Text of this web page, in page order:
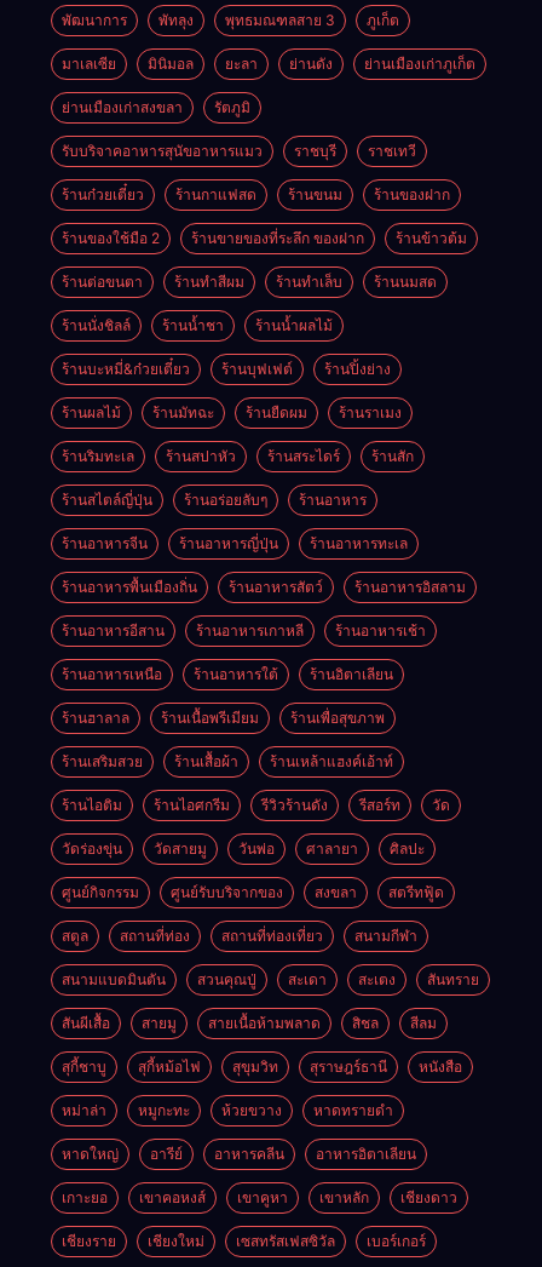
พัฒนาการ พัทลุง พุทธมณฑลสาย 3 ภูเก็ต
มาเลเซีย มินิมอล ยะลา ย่านดัง ย่านเมืองเก่าภูเก็ต
ย่านเมืองเก่าสงขลา รัตภูมิ
รับบริจาคอาหารสุนัขอาหารแมว ราชบุรี ราชเทวี
ร้านก๋วยเตี๋ยว ร้านกาแฟสด ร้านขนม ร้านของฝาก
ร้านของใช้มือ 2 ร้านขายของที่ระลึก ของฝาก ร้านข้าวต้ม
ร้านต่อขนตา ร้านทำสีผม ร้านทำเล็บ ร้านนมสด
ร้านนั่งชิลล์ ร้านน้ำชา ร้านน้ำผลไม้
ร้านบะหมี่&ก๋วยเตี๋ยว ร้านบุฟเฟต์ ร้านปิ้งย่าง
ร้านผลไม้ ร้านมัทฉะ ร้านยืดผม ร้านราเมง
ร้านริมทะเล ร้านสปาหัว ร้านสระไดร์ ร้านสัก
ร้านสไตล์ญี่ปุ่น ร้านอร่อยลับๆ ร้านอาหาร
ร้านอาหารจีน ร้านอาหารญี่ปุ่น ร้านอาหารทะเล
ร้านอาหารพื้นเมืองถิ่น ร้านอาหารสัตว์ ร้านอาหารอิสลาม
ร้านอาหารอีสาน ร้านอาหารเกาหลี ร้านอาหารเช้า
ร้านอาหารเหนือ ร้านอาหารใต้ ร้านอิตาเลียน
ร้านฮาลาล ร้านเนื้อพรีเมียม ร้านเพื่อสุขภาพ
ร้านเสริมสวย ร้านเสื้อผ้า ร้านเหล้าแฮงค์เอ้าท์
ร้านไอติม ร้านไอศกรีม รีวิวร้านดัง รีสอร์ท วัด
วัดร่องขุ่น วัดสายมู วันพ่อ ศาลายา ศิลปะ
ศูนย์กิจกรรม ศูนย์รับบริจากของ สงขลา สตรีทฟู้ด
สตูล สถานที่ท่อง สถานที่ท่องเที่ยว สนามกีฬา
สนามแบดมินตัน สวนคุณปู่ สะเดา สะเตง สันทราย
สันผีเสื้อ สายมู สายเนื้อห้ามพลาด สิชล สีลม
สุกี้ชาบู สุกี้หม้อไฟ สุขุมวิท สุราษฎร์ธานี หนังสือ
หม่าล่า หมูกะทะ ห้วยขวาง หาดทรายดำ
หาดใหญ่ อารีย์ อาหารคลีน อาหารอิตาเลียน
เกาะยอ เขาคอหงส์ เขาคูหา เขาหลัก เชียงดาว
เชียงราย เชียงใหม่ เซสทรัสเฟสซิวัล เบอร์เกอร์